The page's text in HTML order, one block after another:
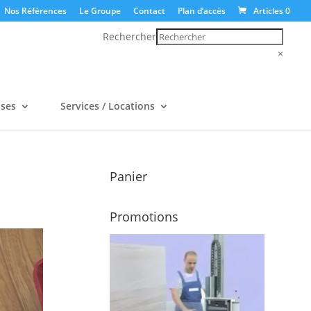
Nos Références Le Groupe Contact Plan d’accès Articles 0
Rechercher
×
Services / Locations
Panier
Promotions